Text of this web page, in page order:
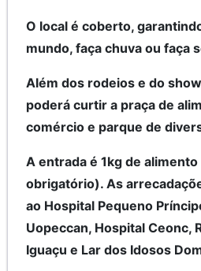
O local é coberto,
mundo, faça chuva ou faça
Além dos rodeios e do
poderá curtir a praça de
comércio e parque de
A entrada é 1kg de
obrigatório). As
ao Hospital Pequeno
Uopeccan, Hospital Ceonc,
Iguaçu e Lar dos Idosos